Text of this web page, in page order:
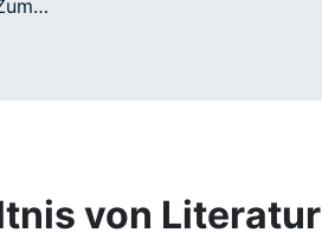
Visuelles Erzählen : Zum Verhältnis von Literatur und Bildender Kunst im Werk Heinrich Manns, erläutert am Beispiel der Novelle Pippo Spano
von Literatur